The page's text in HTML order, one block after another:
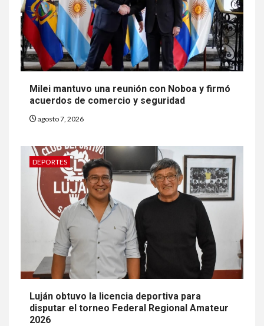
Milei mantuvo una reunión con Noboa y firmó
acuerdos de comercio y seguridad
agosto 7, 2026
DEPORTES
Luján obtuvo la licencia deportiva para
disputar el torneo Federal Regional Amateur
2026